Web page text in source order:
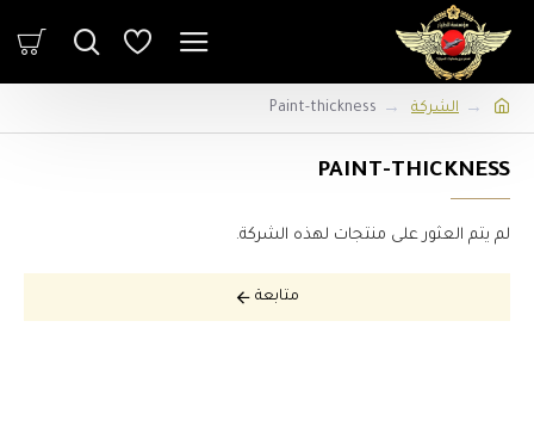
الشركة Paint-thickness
PAINT-THICKNESS
لم يتم العثور على منتجات لهذه الشركة.
متابعة